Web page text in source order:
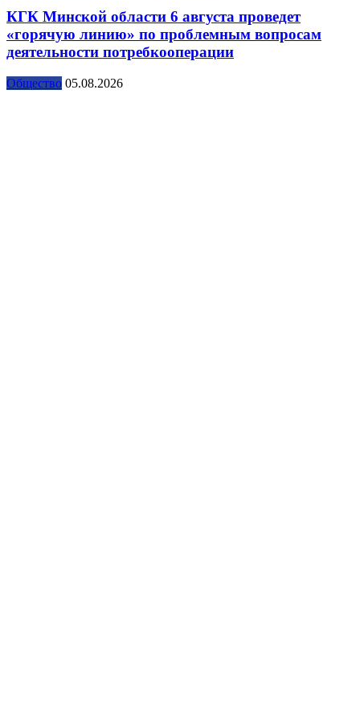
КГК Минской области 6 августа проведет
«горячую линию» по проблемным вопросам
деятельности потребкооперации
Общество 05.08.2026